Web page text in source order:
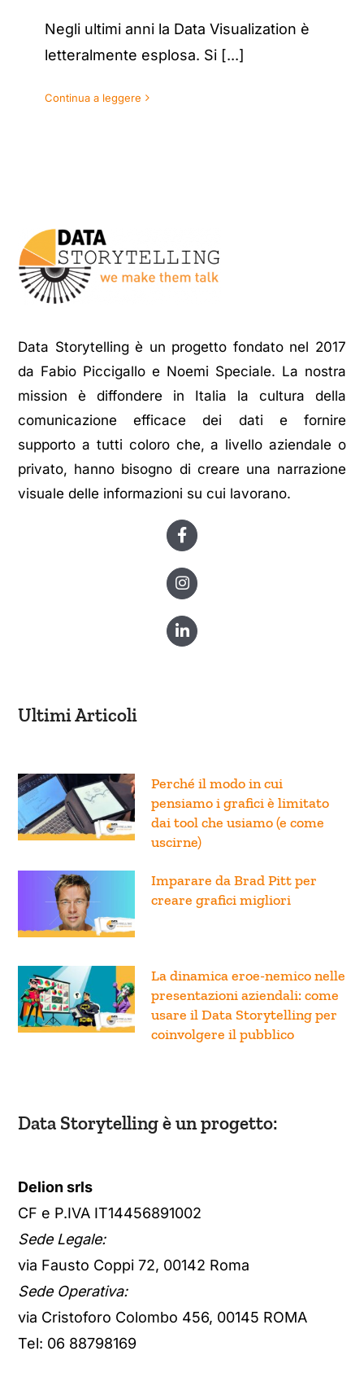
Negli ultimi anni la Data Visualization è
letteralmente esplosa. Si [...]
Continua a leggere
Data Storytelling è un progetto fondato nel 2017
da Fabio Piccigallo e Noemi Speciale. La nostra
mission è diffondere in Italia la cultura della
comunicazione efficace dei dati e fornire
supporto a tutti coloro che, a livello aziendale o
privato, hanno bisogno di creare una narrazione
visuale delle informazioni su cui lavorano.
Ultimi Articoli
Perché il modo in cui
pensiamo i grafici è limitato
dai tool che usiamo (e come
uscirne)
Imparare da Brad Pitt per
creare grafici migliori
La dinamica eroe-nemico nelle
presentazioni aziendali: come
usare il Data Storytelling per
coinvolgere il pubblico
Data Storytelling è un progetto:
Delion srls
CF e P.IVA IT14456891002
Sede Legale:
via Fausto Coppi 72, 00142 Roma
Sede Operativa:
via Cristoforo Colombo 456, 00145 ROMA
Tel: 06 88798169